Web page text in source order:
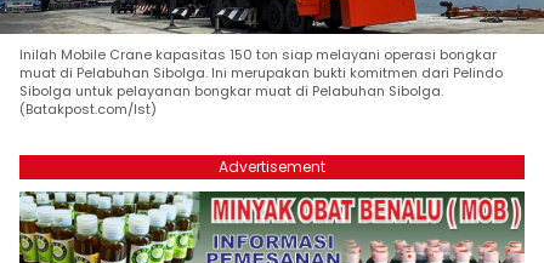
Inilah Mobile Crane kapasitas 150 ton siap melayani operasi bongkar
muat di Pelabuhan Sibolga. Ini merupakan bukti komitmen dari Pelindo
Sibolga untuk pelayanan bongkar muat di Pelabuhan Sibolga.
(Batakpost.com/Ist)
Advertisement